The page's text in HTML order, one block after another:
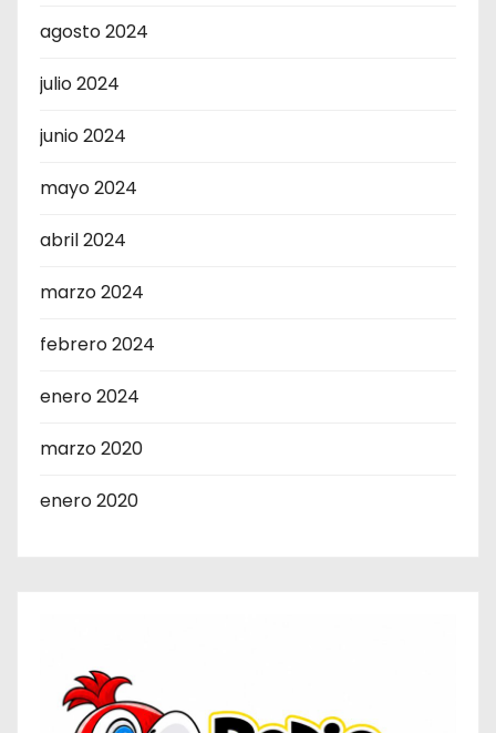
agosto 2024
julio 2024
junio 2024
mayo 2024
abril 2024
marzo 2024
febrero 2024
enero 2024
marzo 2020
enero 2020